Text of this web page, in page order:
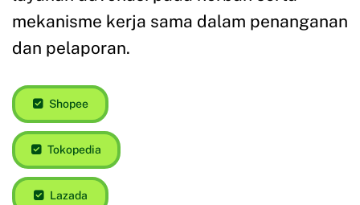
mekanisme kerja sama dalam penanganan
dan pelaporan.
Shopee
Tokopedia
Lazada